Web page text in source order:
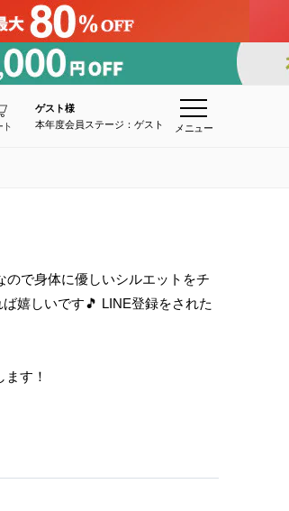
ト
ゲスト様
本年度会員ステージ：ゲスト
メニュー
で身体に優しいシルエットをチ
嬉しいです🎵 LINE登録をされた
す！